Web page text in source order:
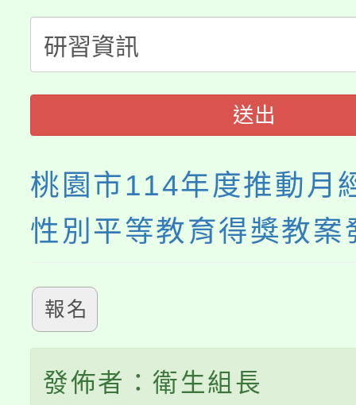
代理(課)教師甄選結果(
公告本校115學年度第
轉知中國文化大學推廣
《TA101》溝通分析基
程，歡迎學生輔導中心
心理、諮商輔導、社會
送出
桃園市114年度推動月
性別平等教育得獎教案
報名
發佈者：衛生組長